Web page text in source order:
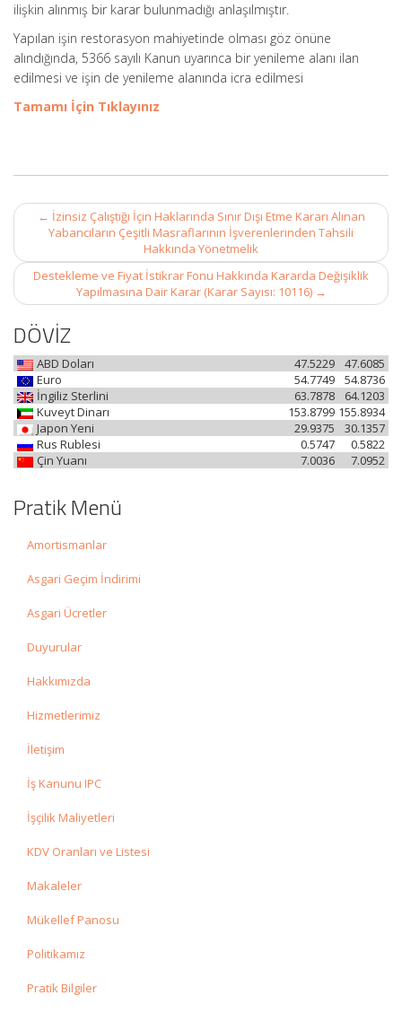
ilişkin alınmış bir karar bulunmadığı anlaşılmıştır.
Yapılan işin restorasyon mahiyetinde olması göz önüne
alındığında, 5366 sayılı Kanun uyarınca bir yenileme alanı ilan
edilmesi ve işin de yenileme alanında icra edilmesi
Tamamı İçin Tıklayınız
Post
navigation
← İzinsiz Çalıştığı İçin Haklarında Sınır Dışı Etme Kararı Alınan
Yabancıların Çeşitli Masraflarının İşverenlerinden Tahsili
Hakkında Yönetmelik
Destekleme ve Fiyat İstikrar Fonu Hakkında Kararda Değişiklik
Yapılmasına Dair Karar (Karar Sayısı: 10116) →
DÖVİZ
ABD Doları 47.6085
47.5229
Euro
54.8736
54.7749
İngiliz Sterlini
64.1203
63.7878
Kuveyt Dinarı
155.8934
153.8799
Japon Yeni
30.1357
29.9375
Rus Rublesi
0.5822
0.5747
Çin Yuanı
7.0952
7.0036
Pratik Menü
Amortismanlar
Asgari Geçim İndirimi
Asgari Ücretler
Duyurular
Hakkımızda
Hizmetlerimiz
İletişim
İş Kanunu IPC
İşçilik Maliyetleri
KDV Oranları ve Listesi
Makaleler
Mükellef Panosu
Politikamız
Pratik Bilgiler